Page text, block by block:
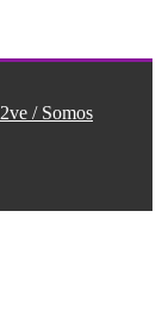
/ Somos